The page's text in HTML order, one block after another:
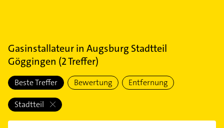
Gasinstallateurin Augsburg Stadtteil
Göggingen (2Treffer)
Beste Treffer Bewertung Entfernung
Stadtteil